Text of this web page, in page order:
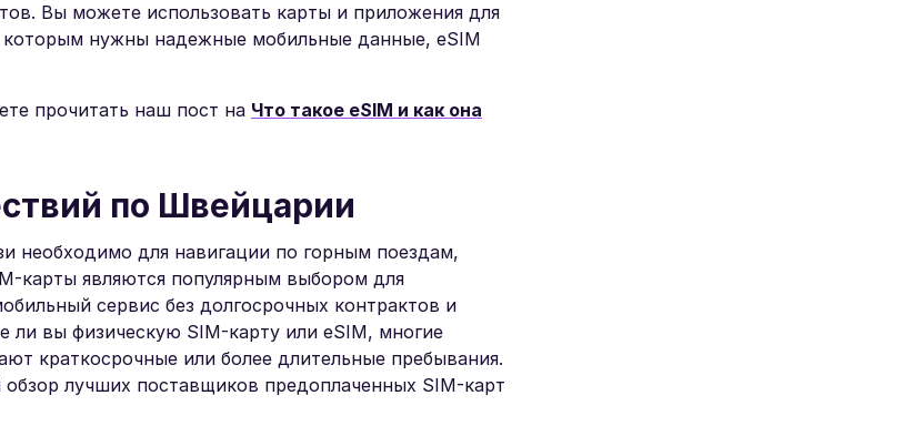
Вы можете использовать карты и приложения для
нужны надежные мобильные данные, eSIM
прочитать наш пост на Что такое eSIM и как она
по Швейцарии
необходимо для навигации по горным поездам,
карты являются популярным выбором для
сервис без долгосрочных контрактов и
ли вы физическую SIM-карту или eSIM, многие
краткосрочные или более длительные пребывания.
лучших поставщиков предоплаченных SIM-карт